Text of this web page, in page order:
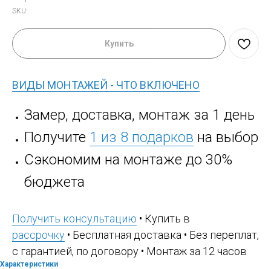
SKU:
Купить
ВИДЫ МОНТАЖЕЙ - ЧТО ВКЛЮЧЕНО
Замер, доставка, монтаж за 1 день
Получите 1 из 8 подарков на выбор
Сэкономим на монтаже до 30%
бюджета
Получить консультацию • Купить в
рассрочку • Бесплатная доставка • Без переплат,
с гарантией, по договору • Монтаж за 12 часов
Характеристики